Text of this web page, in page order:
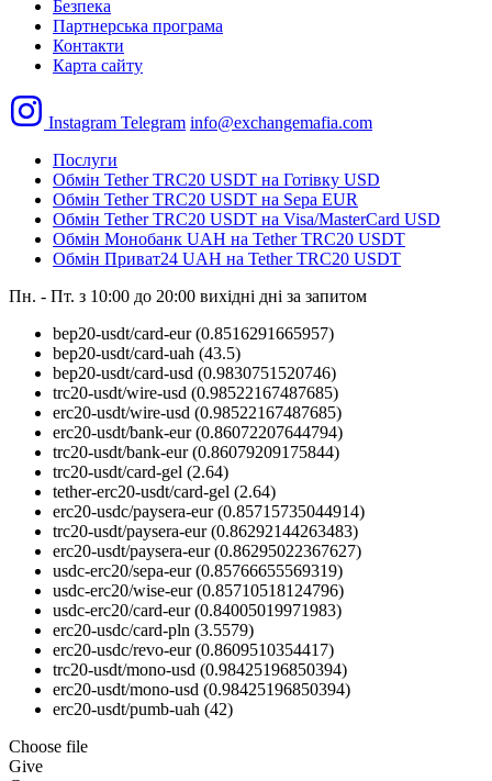
Безпека
Партнерська програма
Контакти
Карта сайту
Instagram Telegram info@exchangemafia.com
Послуги
Обмін Tether TRC20 USDT на Готівку USD
Обмін Tether TRC20 USDT на Sepa EUR
Обмін Tether TRC20 USDT на Visa/MasterCard USD
Обмін Монобанк UAH на Tether TRC20 USDT
Обмін Приват24 UAH на Tether TRC20 USDT
Пн. - Пт. з 10:00 до 20:00 вихідні дні за запитом
bep20-usdt/card-eur (0.8516291665957)
bep20-usdt/card-uah (43.5)
bep20-usdt/card-usd (0.9830751520746)
trc20-usdt/wire-usd (0.98522167487685)
erc20-usdt/wire-usd (0.98522167487685)
erc20-usdt/bank-eur (0.86072207644794)
trc20-usdt/bank-eur (0.86079209175844)
trc20-usdt/card-gel (2.64)
tether-erc20-usdt/card-gel (2.64)
erc20-usdc/paysera-eur (0.85715735044914)
trc20-usdt/paysera-eur (0.86292144263483)
erc20-usdt/paysera-eur (0.86295022367627)
usdc-erc20/sepa-eur (0.85766655569319)
usdc-erc20/wise-eur (0.85710518124796)
usdc-erc20/card-eur (0.84005019971983)
erc20-usdc/card-pln (3.5579)
erc20-usdc/revo-eur (0.8609510354417)
trc20-usdt/mono-usd (0.98425196850394)
erc20-usdt/mono-usd (0.98425196850394)
erc20-usdt/pumb-uah (42)
Choose file
Give